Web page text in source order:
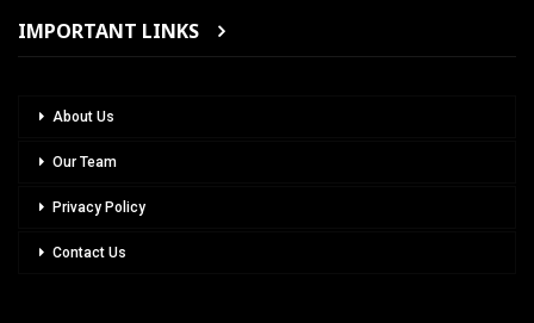
IMPORTANT LINKS
About Us
Our Team
Privacy Policy
Contact Us